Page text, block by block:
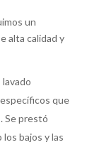
un
alta calidad y
lavado
que
Se prestó
bajos y las